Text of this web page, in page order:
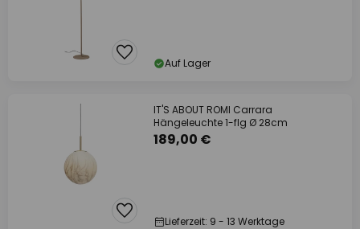
Auf Lager
IT'S ABOUT ROMI Carrara
Hängeleuchte 1-flg Ø 28cm
189,00 €
Lieferzeit: 9 - 13 Werktage